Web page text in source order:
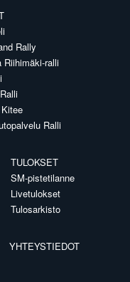
Rally
Riihimäki-ralli
Ralli
TULOKSET
SM-pistetilanne
Livetulokset
Tulosarkisto
YHTEYSTIEDOT